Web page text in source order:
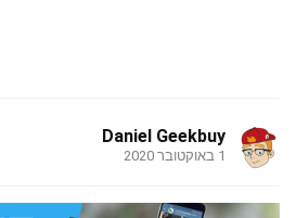
Daniel Geekbuy
1 באוקטובר 2020